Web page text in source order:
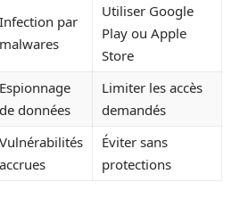
Infection par
malwares
Utiliser Google
Play ou Apple
Store
Espionnage
de données
Limiter les accès
demandés
Vulnérabilités
accrues
Éviter sans
protections